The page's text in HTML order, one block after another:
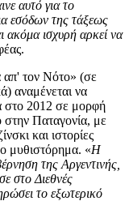
αυτό για το
εσόδων της τάξεως
ακόμα ισχυρή αρκεί να
απ' τον Νότο» (σε
αναμένεται να
στο 2012 σε μορφή
στην Παταγονία, με
και ιστορίες
μυθιστόρημα. «Η
της Αργεντινής,
στο Διεθνές
το εξωτερικό